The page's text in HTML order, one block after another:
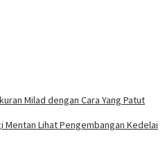
Milad dengan Cara Yang Patut
Mentan Lihat Pengembangan Kedelai